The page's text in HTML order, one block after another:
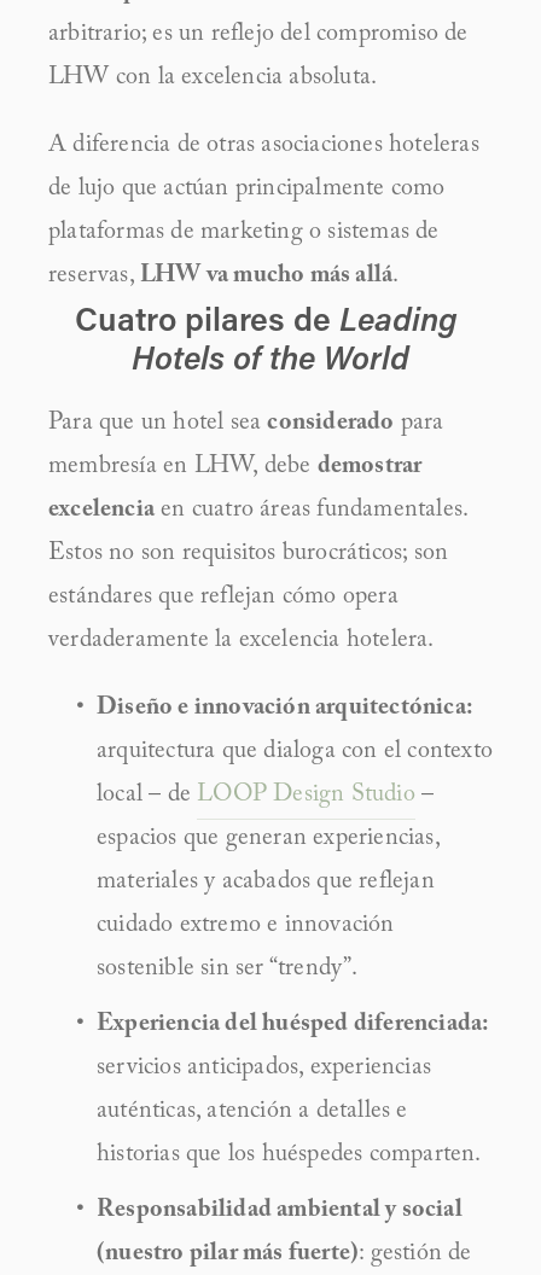
arbitrario; es un reflejo del compromiso de
LHW con la excelencia absoluta.
A diferencia de otras asociaciones hoteleras
de lujo que actúan principalmente como
plataformas de marketing o sistemas de
reservas, LHW va mucho más allá.
Cuatro pilares de Leading
Hotels of the World
Para que un hotel sea considerado para
membresía en LHW, debe demostrar
excelencia en cuatro áreas fundamentales.
Estos no son requisitos burocráticos; son
estándares que reflejan cómo opera
verdaderamente la excelencia hotelera.
Diseño e innovación arquitectónica:
arquitectura que dialoga con el contexto
local – de LOOP Design Studio –
espacios que generan experiencias,
materiales y acabados que reflejan
cuidado extremo e innovación
sostenible sin ser “trendy”.
Experiencia del huésped diferenciada:
servicios anticipados, experiencias
auténticas, atención a detalles e
historias que los huéspedes comparten.
Responsabilidad ambiental y social
(nuestro pilar más fuerte): gestión de